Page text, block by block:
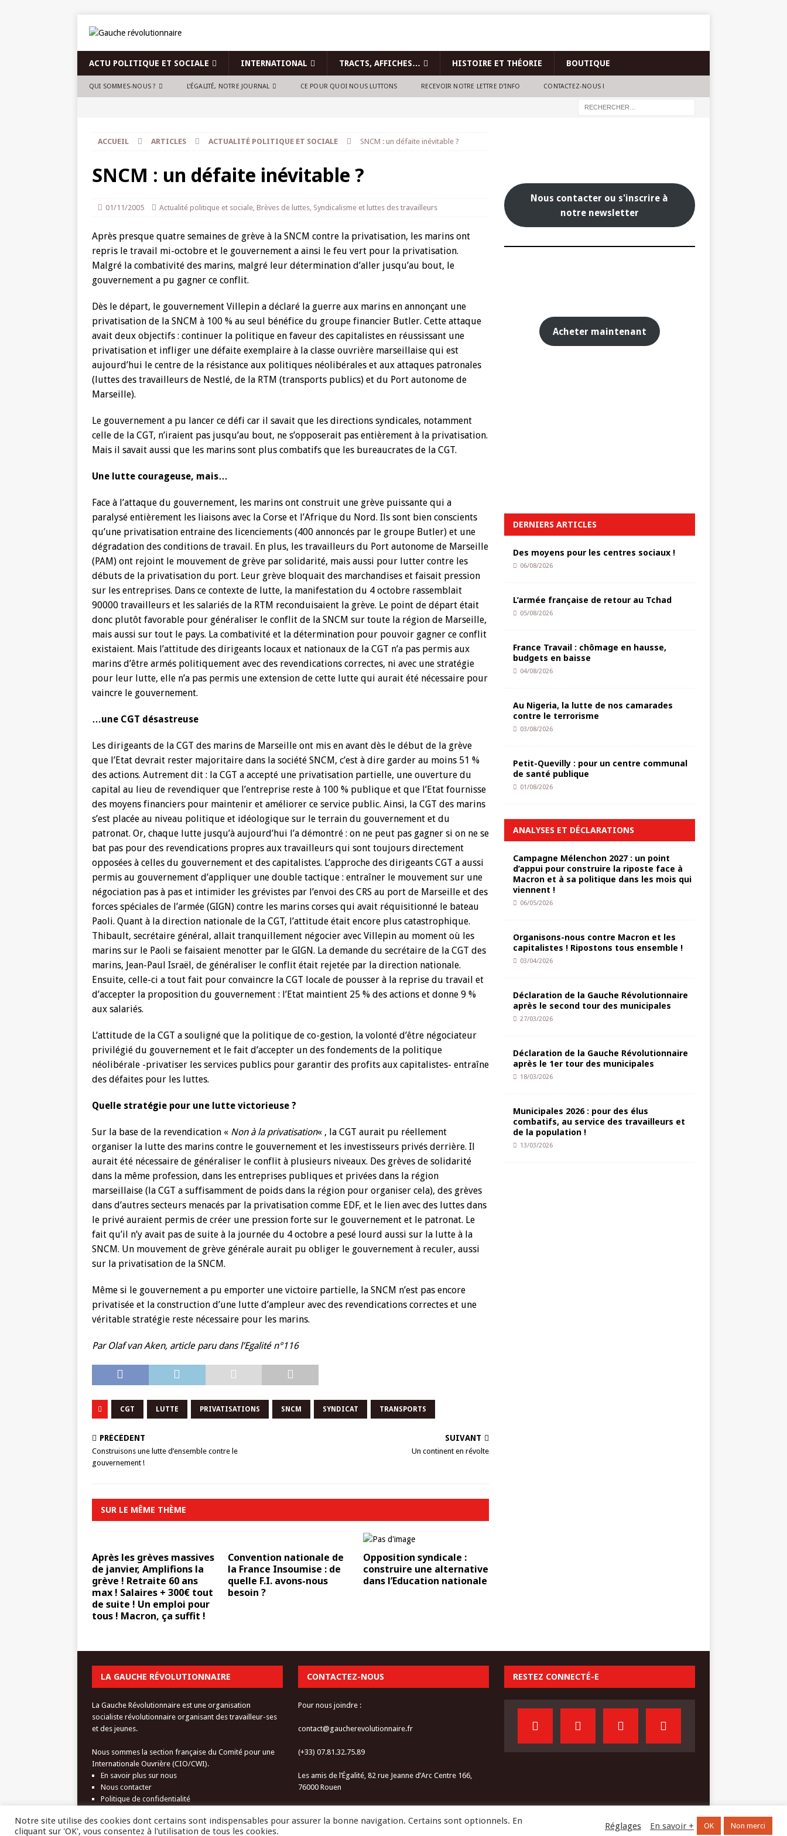
ACTU POLITIQUE ET SOCIALE INTERNATIONAL TRACTS, AFFICHES… HISTOIRE ET THÉORIE BOUTIQUE
QUI SOMMES-NOUS ? L’ÉGALITÉ, NOTRE JOURNAL CE POUR QUOI NOUS LUTTONS RECEVOIR NOTRE LETTRE D’INFO CONTACTEZ-NOUS !
ACCUEIL ARTICLES ACTUALITÉ POLITIQUE ET SOCIALE SNCM : un défaite inévitable ?
SNCM : un défaite inévitable ?
01/11/2005 Actualité politique et sociale, Brèves de luttes, Syndicalisme et luttes des travailleurs
Après presque quatre semaines de grève à la SNCM contre la privatisation, les marins ont
repris le travail mi-octobre et le gouvernement a ainsi le feu vert pour la privatisation.
Malgré la combativité des marins, malgré leur détermination d’aller jusqu’au bout, le
gouvernement a pu gagner ce conflit.
Dès le départ, le gouvernement Villepin a déclaré la guerre aux marins en annonçant une
privatisation de la SNCM à 100 % au seul bénéfice du groupe financier Butler. Cette attaque
avait deux objectifs : continuer la politique en faveur des capitalistes en réussissant une
privatisation et infliger une défaite exemplaire à la classe ouvrière marseillaise qui est
aujourd’hui le centre de la résistance aux politiques néolibérales et aux attaques patronales
(luttes des travailleurs de Nestlé, de la RTM (transports publics) et du Port autonome de
Marseille).
Le gouvernement a pu lancer ce défi car il savait que les directions syndicales, notamment
celle de la CGT, n’iraient pas jusqu’au bout, ne s’opposerait pas entièrement à la privatisation.
Mais il savait aussi que les marins sont plus combatifs que les bureaucrates de la CGT.
Une lutte courageuse, mais…
Face à l’attaque du gouvernement, les marins ont construit une grève puissante qui a
paralysé entièrement les liaisons avec la Corse et l’Afrique du Nord. Ils sont bien conscients
qu’une privatisation entraine des licenciements (400 annoncés par le groupe Butler) et une
dégradation des conditions de travail. En plus, les travailleurs du Port autonome de Marseille
(PAM) ont rejoint le mouvement de grève par solidarité, mais aussi pour lutter contre les
débuts de la privatisation du port. Leur grève bloquait des marchandises et faisait pression
sur les entreprises. Dans ce contexte de lutte, la manifestation du 4 octobre rassemblait
90000 travailleurs et les salariés de la RTM reconduisaient la grève. Le point de départ était
donc plutôt favorable pour généraliser le conflit de la SNCM sur toute la région de Marseille,
mais aussi sur tout le pays. La combativité et la détermination pour pouvoir gagner ce conflit
existaient. Mais l’attitude des dirigeants locaux et nationaux de la CGT n’a pas permis aux
marins d’être armés politiquement avec des revendications correctes, ni avec une stratégie
pour leur lutte, elle n’a pas permis une extension de cette lutte qui aurait été nécessaire pour
vaincre le gouvernement.
…une CGT désastreuse
Les dirigeants de la CGT des marins de Marseille ont mis en avant dès le début de la grève
que l’Etat devrait rester majoritaire dans la société SNCM, c’est à dire garder au moins 51 %
des actions. Autrement dit : la CGT a accepté une privatisation partielle, une ouverture du
capital au lieu de revendiquer que l’entreprise reste à 100 % publique et que l’Etat fournisse
des moyens financiers pour maintenir et améliorer ce service public. Ainsi, la CGT des marins
s’est placée au niveau politique et idéologique sur le terrain du gouvernement et du
patronat. Or, chaque lutte jusqu’à aujourd’hui l’a démontré : on ne peut pas gagner si on ne se
bat pas pour des revendications propres aux travailleurs qui sont toujours directement
opposées à celles du gouvernement et des capitalistes. L’approche des dirigeants CGT a aussi
permis au gouvernement d’appliquer une double tactique : entraîner le mouvement sur une
négociation pas à pas et intimider les grévistes par l’envoi des CRS au port de Marseille et des
forces spéciales de l’armée (GIGN) contre les marins corses qui avait réquisitionné le bateau
Paoli. Quant à la direction nationale de la CGT, l’attitude était encore plus catastrophique.
Thibault, secrétaire général, allait tranquillement négocier avec Villepin au moment où les
marins sur le Paoli se faisaient menotter par le GIGN. La demande du secrétaire de la CGT des
marins, Jean-Paul Israël, de généraliser le conflit était rejetée par la direction nationale.
Ensuite, celle-ci a tout fait pour convaincre la CGT locale de pousser à la reprise du travail et
d’accepter la proposition du gouvernement : l’Etat maintient 25 % des actions et donne 9 %
aux salariés.
L’attitude de la CGT a souligné que la politique de co-gestion, la volonté d’être négociateur
privilégié du gouvernement et le fait d’accepter un des fondements de la politique
néolibérale -privatiser les services publics pour garantir des profits aux capitalistes- entraîne
des défaites pour les luttes.
Quelle stratégie pour une lutte victorieuse ?
Sur la base de la revendication « Non à la privatisation« , la CGT aurait pu réellement
organiser la lutte des marins contre le gouvernement et les investisseurs privés derrière. Il
aurait été nécessaire de généraliser le conflit à plusieurs niveaux. Des grèves de solidarité
dans la même profession, dans les entreprises publiques et privées dans la région
marseillaise (la CGT a suffisamment de poids dans la région pour organiser cela), des grèves
dans d’autres secteurs menacés par la privatisation comme EDF, et le lien avec des luttes dans
le privé auraient permis de créer une pression forte sur le gouvernement et le patronat. Le
fait qu’il n’y avait pas de suite à la journée du 4 octobre a pesé lourd aussi sur la lutte à la
SNCM. Un mouvement de grève générale aurait pu obliger le gouvernement à reculer, aussi
sur la privatisation de la SNCM.
Même si le gouvernement a pu emporter une victoire partielle, la SNCM n’est pas encore
privatisée et la construction d’une lutte d’ampleur avec des revendications correctes et une
véritable stratégie reste nécessaire pour les marins.
Par Olaf van Aken, article paru dans l’Egalité n°116
CGT LUTTE PRIVATISATIONS SNCM SYNDICAT TRANSPORTS
PRÉCÉDENT
Construisons une lutte d’ensemble contre le
gouvernement !
SUIVANT
Un continent en révolte
SUR LE MÊME THÈME
Après les grèves massives
de janvier, Amplifions la
grève ! Retraite 60 ans
max ! Salaires + 300€ tout
de suite ! Un emploi pour
tous ! Macron, ça suffit !
Convention nationale de
la France Insoumise : de
quelle F.I. avons-nous
besoin ?
Opposition syndicale :
construire une alternative
dans l’Education nationale
Nous contacter ou s'inscrire à
notre newsletter
Acheter maintenant
DERNIERS ARTICLES
Des moyens pour les centres sociaux !
06/08/2026
L’armée française de retour au Tchad
05/08/2026
France Travail : chômage en hausse,
budgets en baisse
04/08/2026
Au Nigeria, la lutte de nos camarades
contre le terrorisme
03/08/2026
Petit-Quevilly : pour un centre communal
de santé publique
01/08/2026
ANALYSES ET DÉCLARATIONS
Campagne Mélenchon 2027 : un point
d’appui pour construire la riposte face à
Macron et à sa politique dans les mois qui
viennent !
06/05/2026
Organisons-nous contre Macron et les
capitalistes ! Ripostons tous ensemble !
03/04/2026
Déclaration de la Gauche Révolutionnaire
après le second tour des municipales
27/03/2026
Déclaration de la Gauche Révolutionnaire
après le 1er tour des municipales
18/03/2026
Municipales 2026 : pour des élus
combatifs, au service des travailleurs et
de la population !
13/03/2026
LA GAUCHE RÉVOLUTIONNAIRE
La Gauche Révolutionnaire est une organisation
socialiste révolutionnaire organisant des travailleur-ses
et des jeunes.
Nous sommes la section française du Comité pour une
Internationale Ouvrière (CIO/CWI).
En savoir plus sur nous
Nous contacter
Politique de confidentialité
CONTACTEZ-NOUS
Pour nous joindre :
contact@gaucherevolutionnaire.fr
(+33) 07.81.32.75.89
Les amis de l’Égalité, 82 rue Jeanne d’Arc Centre 166,
76000 Rouen
RESTEZ CONNECTÉ-E
Notre site utilise des cookies dont certains sont indispensables pour assurer la bonne navigation. Certains sont optionnels. En
cliquant sur 'OK', vous consentez à l'utilisation de tous les cookies.
Réglages En savoir + OK Non merci